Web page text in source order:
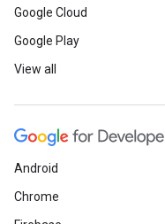
Google Cloud
Google Play
View all
Android
Chrome